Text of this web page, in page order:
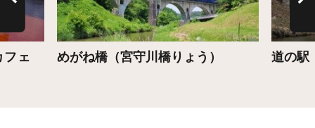
フェ めがね橋（宮守川橋りょう） 道の駅